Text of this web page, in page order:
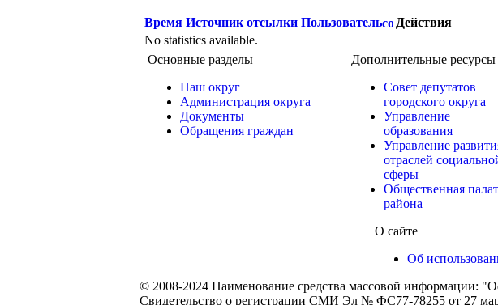
Время Источник отсылки Пользователь
Действия
No statistics available.
Основные разделы
Наш округ
Администрация округа
Документы
Обращения граждан
Дополнительные ресурсы
Совет депутатов
городского округа
Управление
образования
Управление
отраслей
сферы
Общественная
района
О сайте
Об
© 2008-2024 Наименование средства массовой информации:
Свидетельство о регистрации СМИ Эл № ФС77-78255 от 27